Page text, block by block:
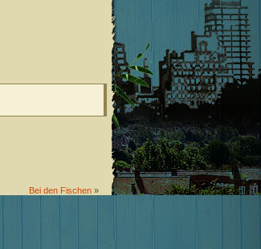
Bei den Fischen »